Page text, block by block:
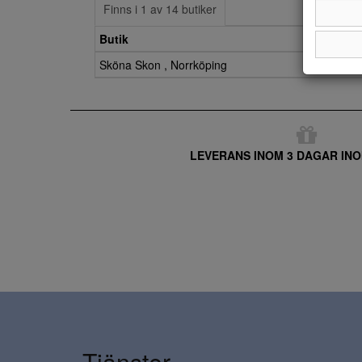
Finns i 1 av 14 butiker
Butik
Sköna Skon , Norrköping
LEVERANS INOM 3 DAGAR